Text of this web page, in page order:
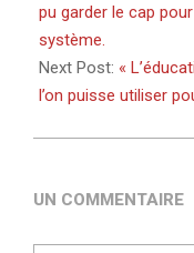
19
pu garder le cap
système.
Next Post: «
l’on puisse utiliser
UN COMMENTAIRE